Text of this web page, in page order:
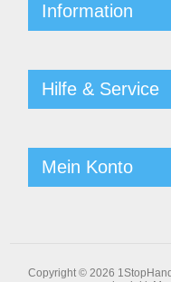
Information
Hilfe & Service
Mein Konto
Copyright © 2026